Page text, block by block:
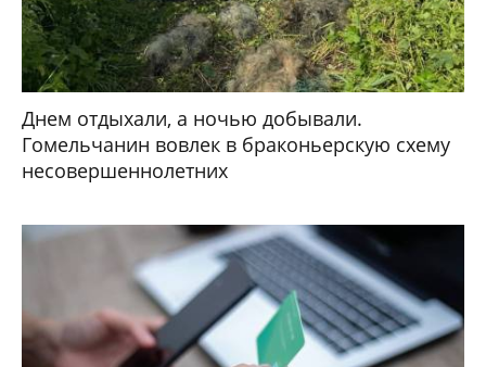
Днем отдыхали, а ночью добывали.
Гомельчанин вовлек в браконьерскую схему
несовершеннолетних